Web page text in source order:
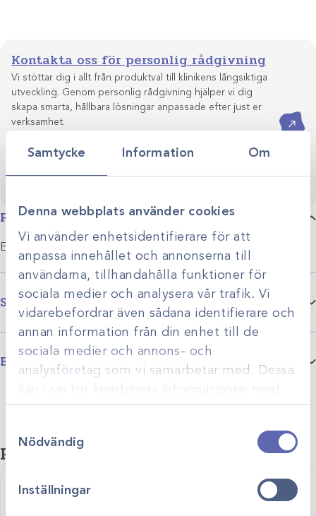
Samtycke Information Om
Denna webbplats använder cookies
Vi använder enhetsidentifierare för att
anpassa innehållet och annonserna till
användarna, tillhandahålla funktioner för
sociala medier och analysera vår trafik. Vi
vidarebefordrar även sådana identifierare och
annan information från din enhet till de
sociala medier och annons- och
analysföretag som vi samarbetar med. Dessa
annan information som du har tillhandahållit
eller som de har samlat in när du har använt
deras tjänster.
Nödvändig
Inställningar
Produktbeskrivning
Ersätter den tidigare Hawo-svetsen HD 680 DE
Specifikationer
Bilagor
EcoPak-svetsar-produktblad
Kontakta oss för personlig rådgivning
Vi stöttar dig i allt från produktval till klinikens långsiktiga
utveckling. Genom personlig rådgivning hjälper vi dig
skapa smarta, hållbara lösningar anpassade efter just er
verksamhet.
Relaterade produkter